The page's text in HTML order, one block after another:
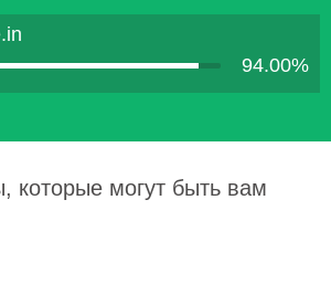
94.00%
которые могут быть вам